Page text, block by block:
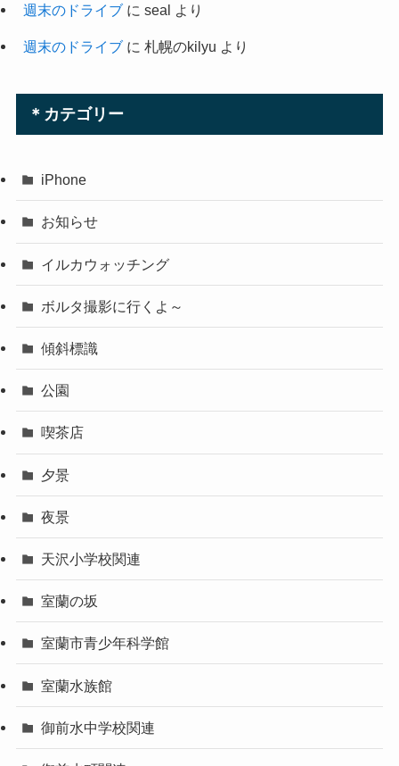
週末のドライブに seal より
週末のドライブに 札幌のkilyu より
＊カテゴリー
iPhone
お知らせ
イルカウォッチング
ボルタ撮影に行くよ～
傾斜標識
公園
喫茶店
夕景
夜景
天沢小学校関連
室蘭の坂
室蘭市青少年科学館
室蘭水族館
御前水中学校関連